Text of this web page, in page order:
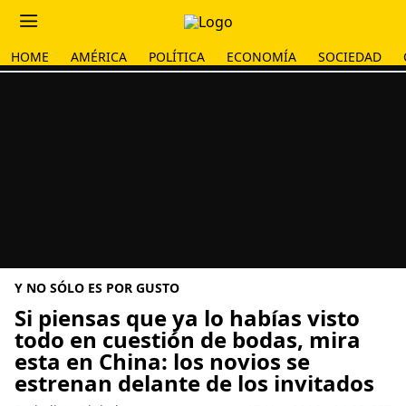
HOME AMÉRICA POLÍTICA ECONOMÍA SOCIEDAD
Y NO SÓLO ES POR GUSTO
Si piensas que ya lo habías visto
todo en cuestión de bodas, mira
esta en China: los novios se
estrenan delante de los invitados